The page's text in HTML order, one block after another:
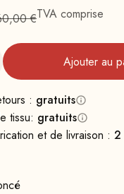
normal : 460
€TVA comprise
Ajouter au
: gratuits
tissu: gratuits
et de livraison : 2